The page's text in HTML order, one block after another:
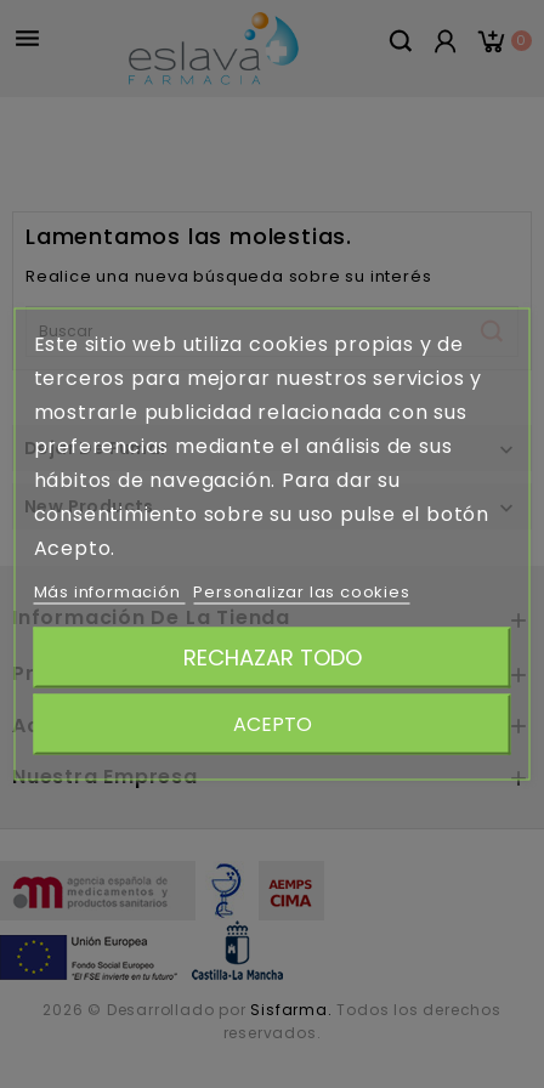
 0
Lamentamos las molestias.
Realice una nueva búsqueda sobre su interés
Dejar De Fumar 
New Products 
Información De La Tienda 
Productos 
Acceso 
Nuestra Empresa 
Este sitio web utiliza cookies propias y de
terceros para mejorar nuestros servicios y
mostrarle publicidad relacionada con sus
preferencias mediante el análisis de sus
hábitos de navegación. Para dar su
consentimiento sobre su uso pulse el botón
Acepto.
Más información Personalizar las cookies
RECHAZAR TODO
ACEPTO
2026 © Desarrollado por Sisfarma. Todos los derechos
reservados.